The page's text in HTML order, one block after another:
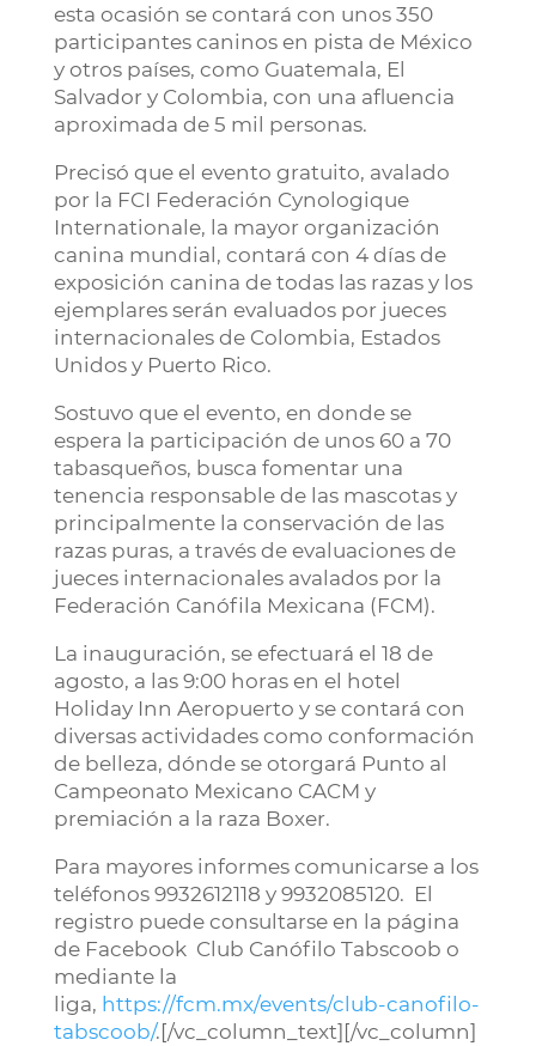
esta ocasión se contará con unos 350
participantes caninos en pista de México
y otros países, como Guatemala, El
Salvador y Colombia, con una afluencia
aproximada de 5 mil personas.
Precisó que el evento gratuito, avalado
por la FCI Federación Cynologique
Internationale, la mayor organización
canina mundial, contará con 4 días de
exposición canina de todas las razas y los
ejemplares serán evaluados por jueces
internacionales de Colombia, Estados
Unidos y Puerto Rico.
Sostuvo que el evento, en donde se
espera la participación de unos 60 a 70
tabasqueños, busca fomentar una
tenencia responsable de las mascotas y
principalmente la conservación de las
razas puras, a través de evaluaciones de
jueces internacionales avalados por la
Federación Canófila Mexicana (FCM).
La inauguración, se efectuará el 18 de
agosto, a las 9:00 horas en el hotel
Holiday Inn Aeropuerto y se contará con
diversas actividades como conformación
de belleza, dónde se otorgará Punto al
Campeonato Mexicano CACM y
premiación a la raza Boxer.
Para mayores informes comunicarse a los
teléfonos 9932612118 y 9932085120. El
registro puede consultarse en la página
de Facebook Club Canófilo Tabscoob o
mediante la
liga, https://fcm.mx/events/club-canofilo-
tabscoob/.[/vc_column_text][/vc_column]